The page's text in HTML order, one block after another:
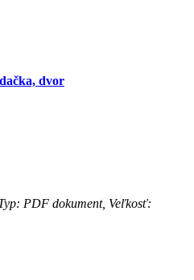
dvor
PDF dokument, Veľkosť: